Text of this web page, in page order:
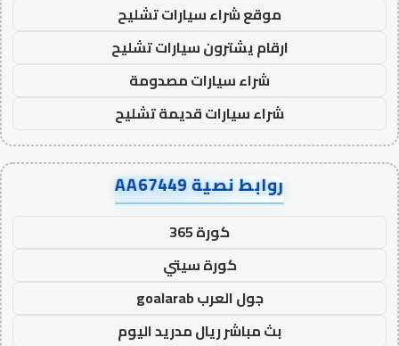
موقع شراء سيارات تشليح
ارقام يشترون سيارات تشليح
شراء سيارات مصدومة
شراء سيارات قديمة تشليح
روابط نصية AA67449
كورة 365
كورة سيتي
جول العرب goalarab
بث مباشر ريال مدريد اليوم